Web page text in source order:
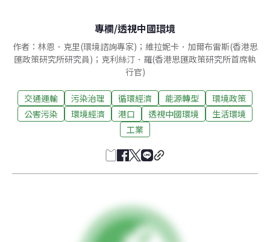
專欄/透視中國環境
作者：林恩．克里(環境諮詢專家)；維拉妮卡．加爾布雷斯(香港思
匯政策研究所研究員)；克利絲汀．羅(香港思匯政策研究所首席執
行官)
交通運輸 污染治理 循環經濟 能源轉型
環境政策
公害污染
環境經濟 港口 透視中國環境
生活環境
工業